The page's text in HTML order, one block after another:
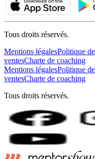
Tous droits réservés.
Mentions légalesPolitique
ventesCharte de coaching
Mentions légalesPolitique
ventesCharte de coaching
Tous droits réservés.